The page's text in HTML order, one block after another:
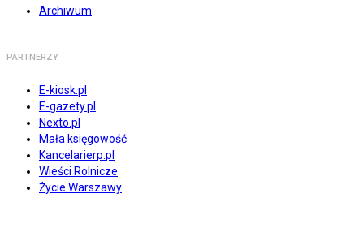
Archiwum
PARTNERZY
E-kiosk.pl
E-gazety.pl
Nexto.pl
Mała księgowość
Kancelarierp.pl
Wieści Rolnicze
Życie Warszawy